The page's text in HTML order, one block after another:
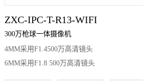
ZXC-IPC-T-R13-WIFI
300万枪球一体摄像机
4MM采用F1.4500万高清镜头
6MM采用F1.8 500万高清镜头